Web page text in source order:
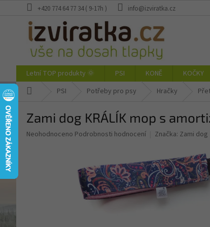
+420 774 64 77 34 ( 9-17h ) info@izviratka.cz
Letní TOP produkty 🌞 PSI KONĚ KOČKY
PSI Potřeby pro psy Hračky
Zami dog KRÁLÍK mop s
Průměrné
Neohodnoceno Podrobnosti hodnocení Značka: Zami dog